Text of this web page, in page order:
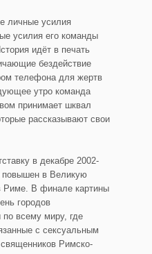
личные усилия
усилия его команды
идёт в печать
бездействие
телефона для жертв
утро команда
принимает шквал
рассказывают свои
в декабре 2002-
повышен в Великую
Риме. В финале картины
городов
всему миру, где
с сексуальным
Римско-